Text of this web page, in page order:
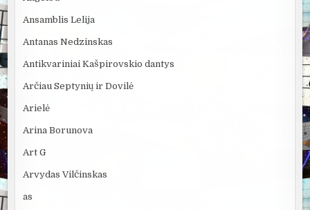
Ansamblis Lelija
Antanas Nedzinskas
Antikvariniai Kašpirovskio dantys
Arčiau Septynių ir Dovilė
Arielė
Arina Borunova
Art G
Arvydas Vilčinskas
as